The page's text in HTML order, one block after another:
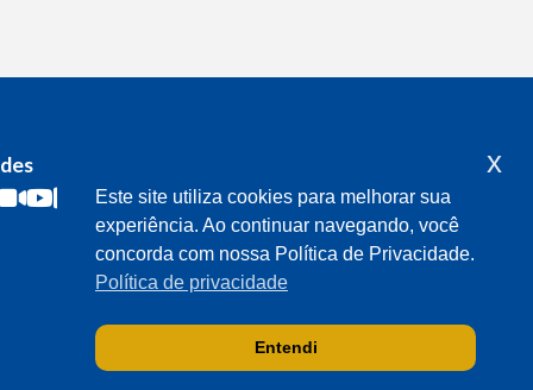
Este site utiliza cookies para melhorar sua
experiência. Ao continuar navegando, você
concorda com nossa Política de Privacidade.
Política de privacidade
Entendi
x